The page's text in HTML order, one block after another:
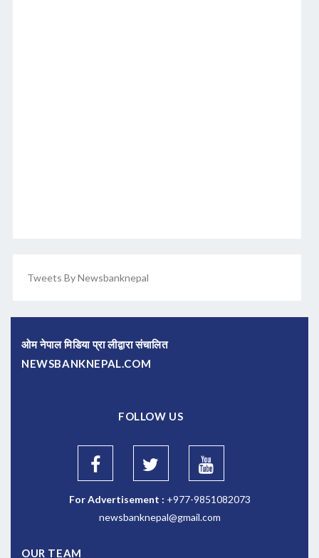
Tweets By Newsbanknepal
ओम नेपाल मिडिया प्रा लीद्वारा संचालित
NEWSBANKNEPAL.COM
FOLLOW US
For Advertisement : +977-9851082073
newsbanknepal@gmail.com
OUR TEAM